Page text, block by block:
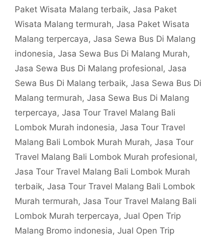
Paket Wisata Malang terbaik, Jasa Paket
Wisata Malang termurah, Jasa Paket Wisata
Malang terpercaya, Jasa Sewa Bus Di Malang
indonesia, Jasa Sewa Bus Di Malang Murah,
Jasa Sewa Bus Di Malang profesional, Jasa
Sewa Bus Di Malang terbaik, Jasa Sewa Bus Di
Malang termurah, Jasa Sewa Bus Di Malang
terpercaya, Jasa Tour Travel Malang Bali
Lombok Murah indonesia, Jasa Tour Travel
Malang Bali Lombok Murah Murah, Jasa Tour
Travel Malang Bali Lombok Murah profesional,
Jasa Tour Travel Malang Bali Lombok Murah
terbaik, Jasa Tour Travel Malang Bali Lombok
Murah termurah, Jasa Tour Travel Malang Bali
Lombok Murah terpercaya, Jual Open Trip
Malang Bromo indonesia, Jual Open Trip